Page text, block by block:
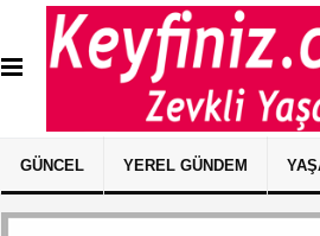
GÜNCEL YEREL GÜNDEM